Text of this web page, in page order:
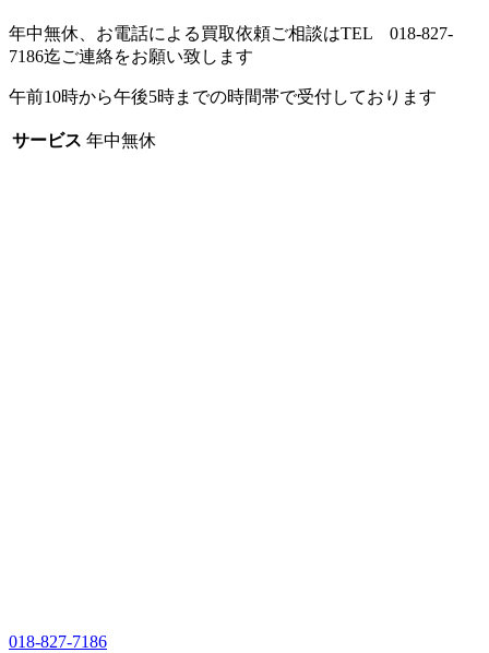
年中無休、お電話による買取依頼ご相談はTEL 018-827-
7186迄ご連絡をお願い致します
午前10時から午後5時までの時間帯で受付しております
サービス 年中無休
018-827-7186